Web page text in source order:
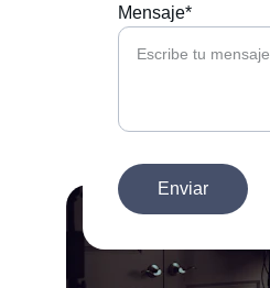
Mensaje*
Enviar